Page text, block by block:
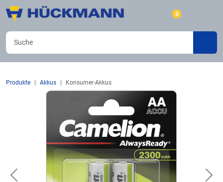
0
Produkte Akkus Konsumer-Akkus
Previous